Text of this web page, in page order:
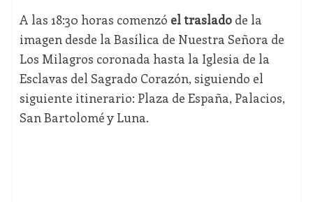
A las 18:30 horas comenzó el trasladode la
imagen desde la Basílica de Nuestra Señora de
Los Milagros coronada hasta la Iglesia de la
Esclavas del Sagrado Corazón, siguiendo el
siguiente itinerario: Plaza de España, Palacios,
San Bartolomé y Luna.